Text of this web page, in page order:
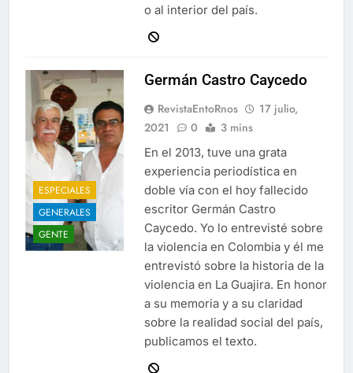
o al interior del país.
ESPECIALES
GENERALES
GENTE
Germán Castro Caycedo
RevistaEntoRnos
17 julio,
2021
0 3 mins
En el 2013, tuve una grata
experiencia periodística en
doble vía con el hoy fallecido
escritor Germán Castro
Caycedo. Yo lo entrevisté sobre
la violencia en Colombia y él me
entrevistó sobre la historia de la
violencia en La Guajira. En honor
a su memoria y a su claridad
sobre la realidad social del país,
publicamos el texto.